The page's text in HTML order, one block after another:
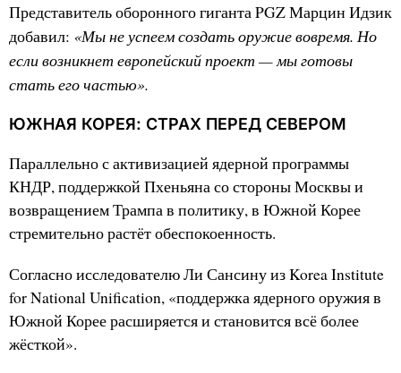
Представитель оборонного гиганта PGZ Марцин Идзик
добавил: «Мы не успеем создать оружие вовремя. Но
если возникнет европейский проект — мы готовы
стать его частью».
ЮЖНАЯ КОРЕЯ: СТРАХ ПЕРЕД СЕВЕРОМ
Параллельно с активизацией ядерной программы
КНДР, поддержкой Пхеньяна со стороны Москвы и
возвращением Трампа в политику, в Южной Корее
стремительно растёт обеспокоенность.
Согласно исследователю Ли Сансину из Korea Institute
for National Unification, «поддержка ядерного оружия в
Южной Корее расширяется и становится всё более
жёсткой».